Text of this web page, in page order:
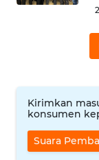
Kirimkan
konsumen
Suara
WN
SUKABUMI